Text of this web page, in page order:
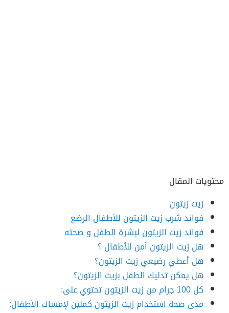
محتويات المقال
زيت زيتون
فوائد شرب زيت الزيتون للأطفال الرضع
فوائد زيت الزيتون لبشرة الطفل و صحته
هل زيت الزيتون آمن للأطفال ؟
هل أعطي رضيعي زيت الزيتون؟
هل يمكن تدليك الطفل بزيت الزيتون؟
كل 100 جرام من زيت الزيتون تحتوي على:
مدى صحة استخدام زيت الزيتون كملين لإمساك الأطفال: